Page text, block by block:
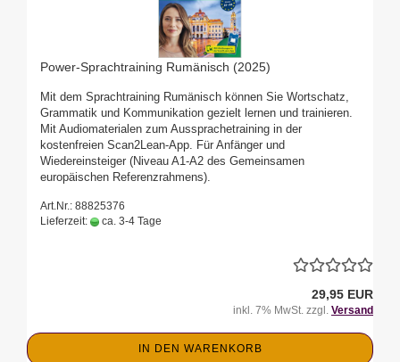
Power-Sprachtraining Rumänisch (2025)
Mit dem Sprachtraining Rumänisch können Sie Wortschatz,
Grammatik und Kommunikation gezielt lernen und trainieren.
Mit Audiomaterialen zum Aussprachetraining in der
kostenfreien Scan2Lean-App. Für Anfänger und
Wiedereinsteiger (Niveau A1-A2 des Gemeinsamen
europäischen Referenzrahmens).
Art.Nr.: 88825376
Lieferzeit:
ca. 3-4 Tage
29,95 EUR
inkl. 7% MwSt. zzgl. Versand
IN DEN WARENKORB